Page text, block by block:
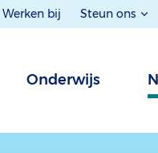
Werken bij Steun ons
Onderwijs